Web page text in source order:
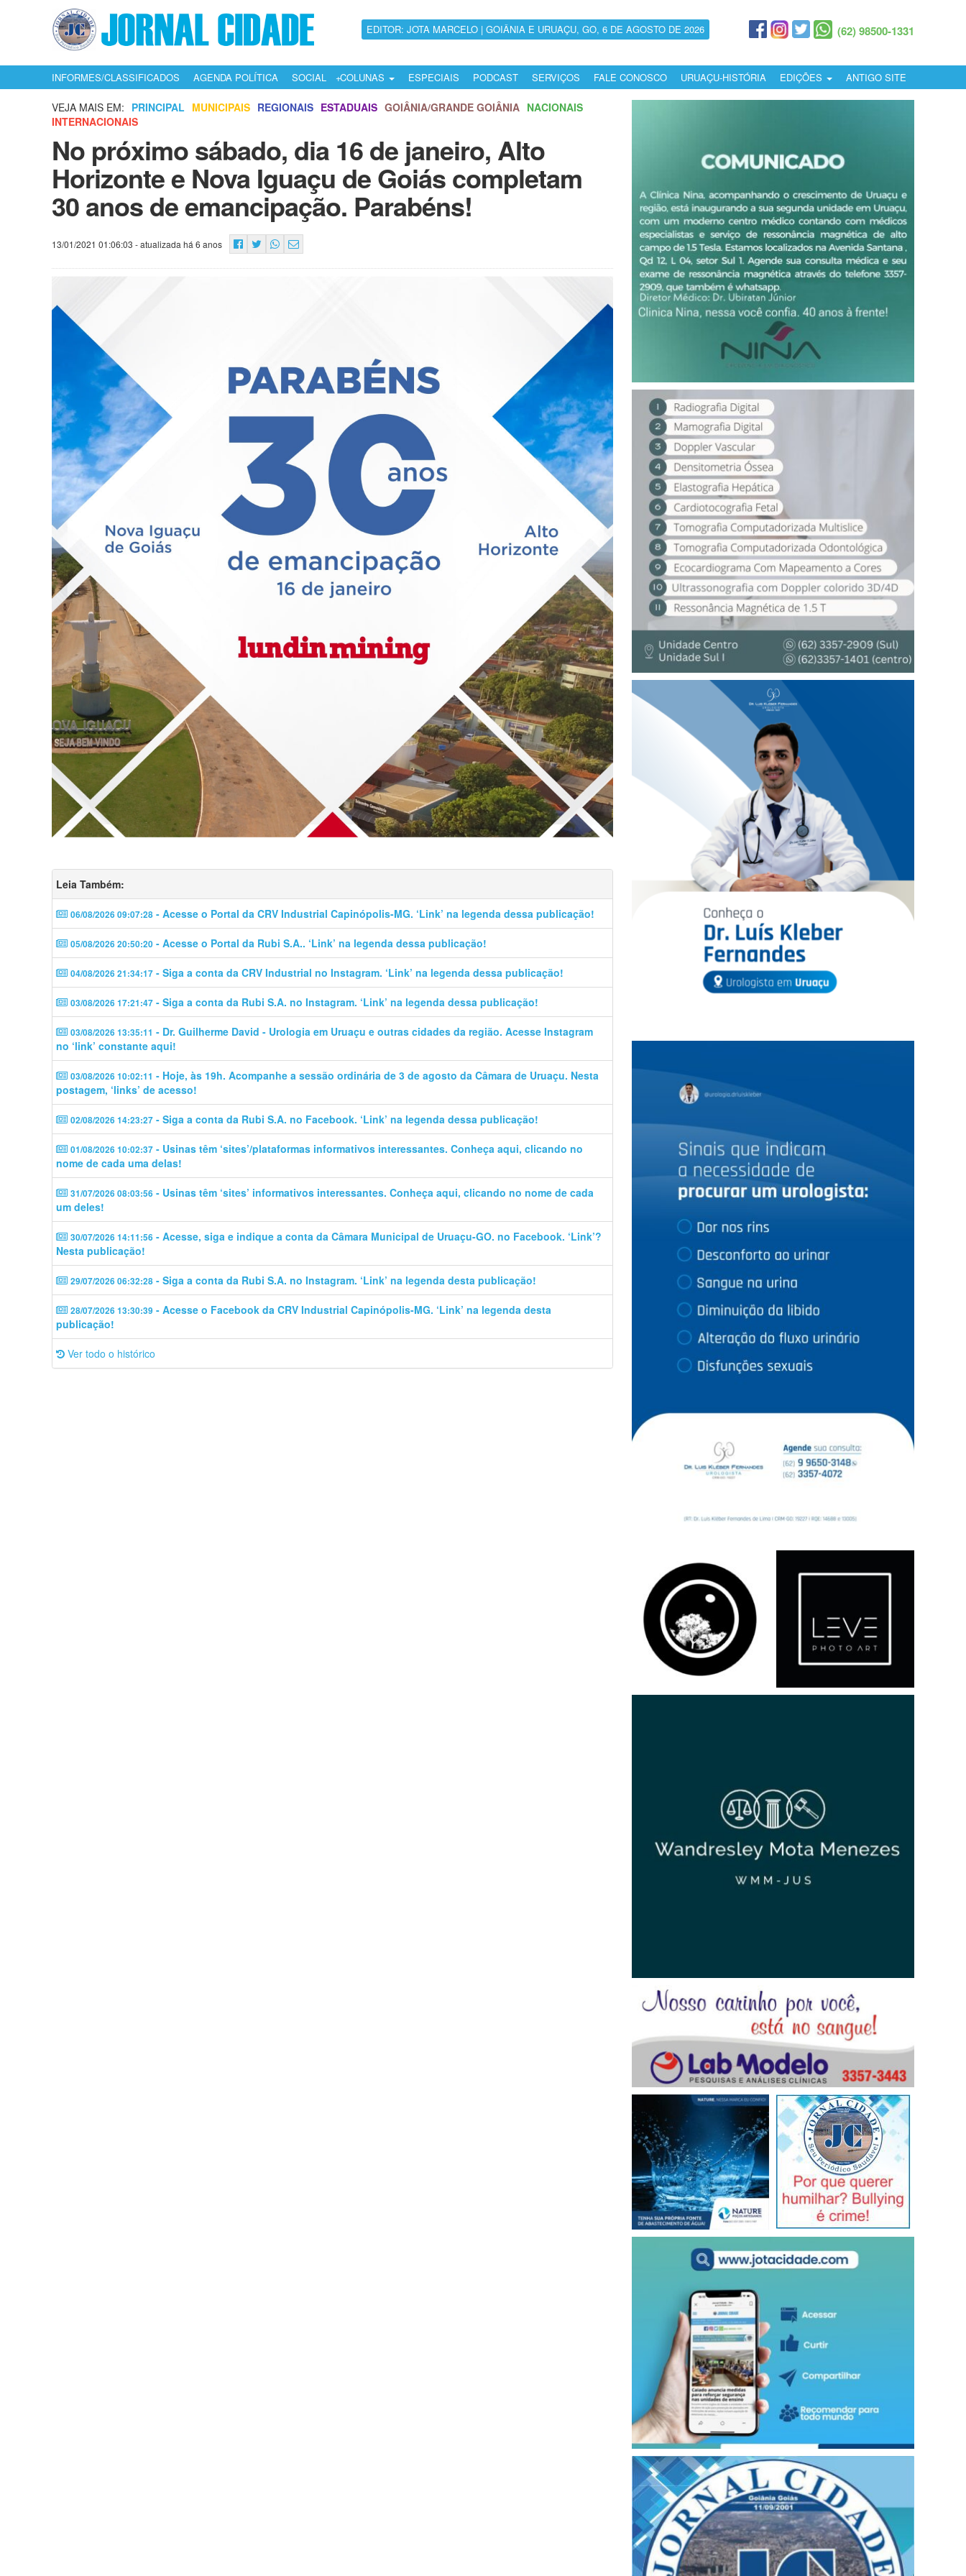
EDITOR: JOTA MARCELO | GOIÂNIA E URUAÇU, GO, 6 DE AGOSTO DE 2026 (62) 98500-1331
INFORMES/CLASSIFICADOS AGENDA POLÍTICA SOCIAL COLUNAS ESPECIAIS PODCAST SERVIÇOS FALE CONOSCO URUAÇU-HISTÓRIA EDIÇÕES ANTIGO SITE
VEJA MAIS EM: PRINCIPAL MUNICIPAIS REGIONAIS ESTADUAIS GOIÂNIA/GRANDE GOIÂNIA NACIONAIS
INTERNACIONAIS
No próximo sábado, dia 16 de janeiro, Alto
Horizonte e Nova Iguaçu de Goiás completam
30 anos de emancipação. Parabéns!
13/01/2021 01:06:03 - atualizada há 6 anos
Leia Também:
06/08/2026 09:07:28 - Acesse o Portal da CRV Industrial Capinópolis-MG. ‘Link’ na legenda dessa publicação!
05/08/2026 20:50:20 - Acesse o Portal da Rubi S.A.. ‘Link’ na legenda dessa publicação!
04/08/2026 21:34:17 - Siga a conta da CRV Industrial no Instagram. ‘Link’ na legenda dessa publicação!
03/08/2026 17:21:47 - Siga a conta da Rubi S.A. no Instagram. ‘Link’ na legenda dessa publicação!
03/08/2026 13:35:11 - Dr. Guilherme David - Urologia em Uruaçu e outras cidades da região. Acesse Instagram
no ‘link’ constante aqui!
03/08/2026 10:02:11 - Hoje, às 19h. Acompanhe a sessão ordinária de 3 de agosto da Câmara de Uruaçu. Nesta
postagem, ‘links’ de acesso!
02/08/2026 14:23:27 - Siga a conta da Rubi S.A. no Facebook. ‘Link’ na legenda dessa publicação!
01/08/2026 10:02:37 - Usinas têm ‘sites’/plataformas informativos interessantes. Conheça aqui, clicando no
nome de cada uma delas!
31/07/2026 08:03:56 - Usinas têm ‘sites’ informativos interessantes. Conheça aqui, clicando no nome de cada
um deles!
30/07/2026 14:11:56 - Acesse, siga e indique a conta da Câmara Municipal de Uruaçu-GO. no Facebook. ‘Link’?
Nesta publicação!
29/07/2026 06:32:28 - Siga a conta da Rubi S.A. no Instagram. ‘Link’ na legenda desta publicação!
28/07/2026 13:30:39 - Acesse o Facebook da CRV Industrial Capinópolis-MG. ‘Link’ na legenda desta
publicação!
Ver todo o histórico